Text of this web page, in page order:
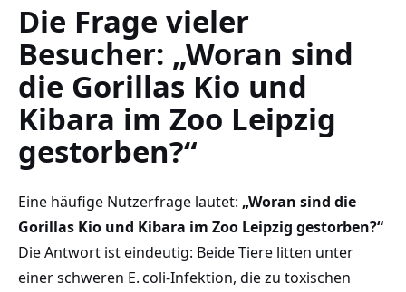
Die Frage vieler
Besucher: „Woran sind
die Gorillas Kio und
Kibara im Zoo Leipzig
gestorben?“
Eine häufige Nutzerfrage lautet: „Woran sind die
Gorillas Kio und Kibara im Zoo Leipzig gestorben?“
Die Antwort ist eindeutig: Beide Tiere litten unter
einer schweren E. coli-Infektion, die zu toxischen